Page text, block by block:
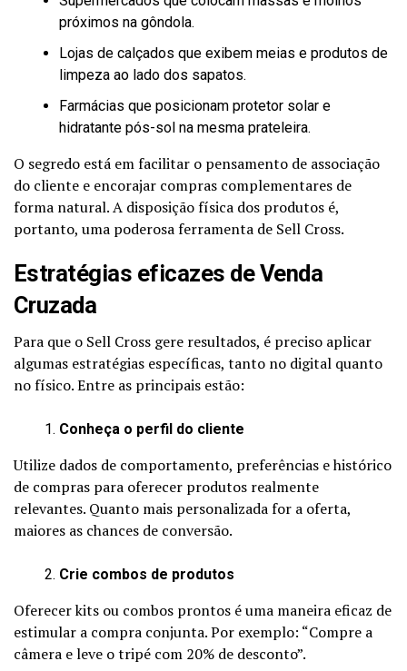
próximos na gôndola.
Lojas de calçados que exibem meias e produtos de
limpeza ao lado dos sapatos.
Farmácias que posicionam protetor solar e
hidratante pós-sol na mesma prateleira.
O segredo está em facilitar o pensamento de associação
do cliente e encorajar compras complementares de
forma natural. A disposição física dos produtos é,
portanto, uma poderosa ferramenta de Sell Cross.
Estratégias eficazes de Venda
Cruzada
Para que o Sell Cross gere resultados, é preciso aplicar
algumas estratégias específicas, tanto no digital quanto
no físico. Entre as principais estão:
Conheça o perfil do cliente
Utilize dados de comportamento, preferências e histórico
de compras para oferecer produtos realmente
relevantes. Quanto mais personalizada for a oferta,
maiores as chances de conversão.
Crie combos de produtos
Oferecer kits ou combos prontos é uma maneira eficaz de
estimular a compra conjunta. Por exemplo: “Compre a
câmera e leve o tripé com 20% de desconto”.